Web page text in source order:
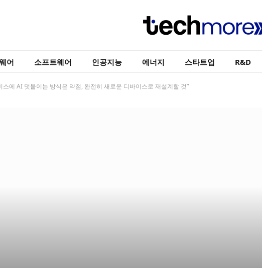
어 소프트웨어 인공지능 에너지 스타트업 R&D
스에 AI 덧붙이는 방식은 약점, 완전히 새로운 디바이스로 재설계할 것”